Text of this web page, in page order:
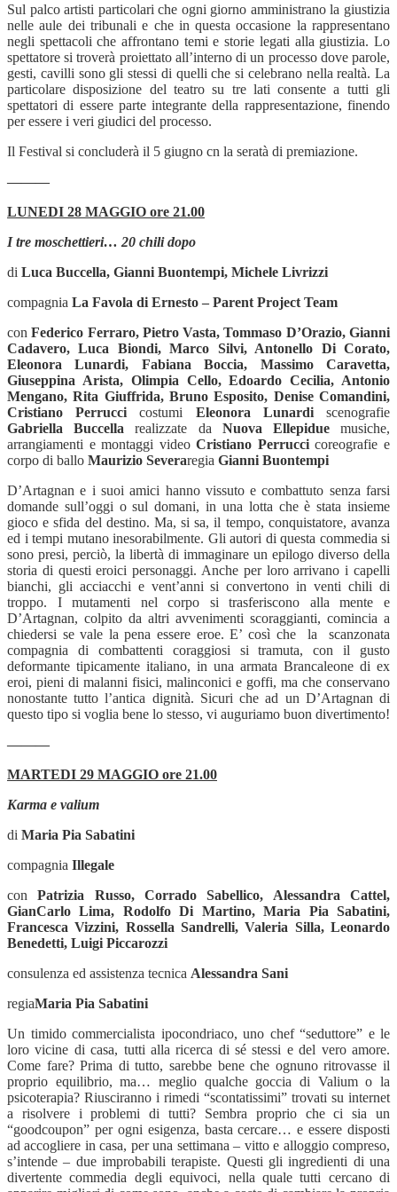
Sul palco artisti particolari che ogni giorno amministrano la giustizia
nelle aule dei tribunali e che in questa occasione la rappresentano
negli spettacoli che affrontano temi e storie legati alla giustizia. Lo
spettatore si troverà proiettato all’interno di un processo dove parole,
gesti, cavilli sono gli stessi di quelli che si celebrano nella realtà. La
particolare disposizione del teatro su tre lati consente a tutti gli
spettatori di essere parte integrante della rappresentazione, finendo
per essere i veri giudici del processo.
Il Festival si concluderà il 5 giugno cn la seratà di premiazione.
———
LUNEDI 28 MAGGIO ore 21.00
I tre moschettieri… 20 chili dopo
di Luca Buccella, Gianni Buontempi, Michele Livrizzi
compagnia La Favola di Ernesto – Parent Project Team
conFederico Ferraro, Pietro Vasta, Tommaso D’Orazio, Gianni
Cadavero, Luca Biondi, Marco Silvi, Antonello Di Corato,
Eleonora Lunardi, Fabiana Boccia, Massimo Caravetta,
Giuseppina Arista, Olimpia Cello, Edoardo Cecilia, Antonio
Mengano, Rita Giuffrida, Bruno Esposito, Denise Comandini,
Cristiano Perruccicostumi Eleonora Lunardiscenografie
Gabriella Buccellarealizzate da Nuova Ellepiduemusiche,
arrangiamenti e montaggi videoCristiano Perruccicoreografie e
corpo di ballo Maurizio Severaregia Gianni Buontempi
D’Artagnan e i suoi amici hanno vissuto e combattuto senza farsi
domande sull’oggi o sul domani, in una lotta che è stata insieme
gioco e sfida del destino. Ma, si sa, il tempo, conquistatore, avanza
ed i tempi mutano inesorabilmente. Gli autori di questa commedia si
sono presi, perciò, la libertà di immaginare un epilogo diverso della
storia di questi eroici personaggi. Anche per loro arrivano i capelli
bianchi, gli acciacchi e vent’anni si convertono in venti chili di
troppo. I mutamenti nel corpo si trasferiscono alla mente e
D’Artagnan, colpito da altri avvenimenti scoraggianti, comincia a
chiedersi se vale la pena essere eroe. E’ così che la scanzonata
compagnia di combattenti coraggiosi si tramuta, con il gusto
deformante tipicamente italiano, in una armata Brancaleone di ex
eroi, pieni di malanni fisici, malinconici e goffi, ma che conservano
nonostante tutto l’antica dignità. Sicuri che ad un D’Artagnan di
questo tipo si voglia bene lo stesso, vi auguriamo buon divertimento!
———
MARTEDI 29 MAGGIO ore 21.00
Karma e valium
di Maria Pia Sabatini
compagnia Illegale
conPatrizia Russo, Corrado Sabellico, Alessandra Cattel,
GianCarlo Lima, Rodolfo Di Martino, Maria Pia Sabatini,
Francesca Vizzini, Rossella Sandrelli, Valeria Silla, Leonardo
Benedetti, Luigi Piccarozzi
consulenza ed assistenza tecnica Alessandra Sani
regiaMaria Pia Sabatini
Un timido commercialista ipocondriaco, uno chef “seduttore” e le
loro vicine di casa, tutti alla ricerca di sé stessi e del vero amore.
Come fare? Prima di tutto, sarebbe bene che ognuno ritrovasse il
proprio equilibrio, ma… meglio qualche goccia di Valium o la
psicoterapia? Riusciranno i rimedi “scontatissimi” trovati su internet
a risolvere i problemi di tutti? Sembra proprio che ci sia un
“goodcoupon” per ogni esigenza, basta cercare… e essere disposti
ad accogliere in casa, per una settimana – vitto e alloggio compreso,
s’intende – due improbabili terapiste. Questi gli ingredienti di una
divertente commedia degli equivoci, nella quale tutti cercano di